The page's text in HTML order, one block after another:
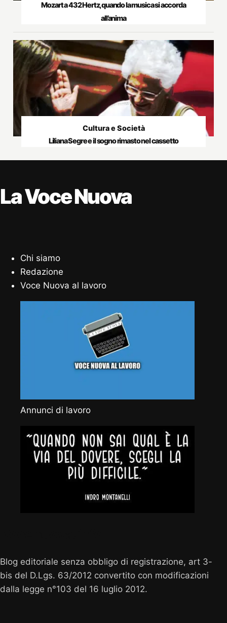
Mozart a 432 Hertz, quando la musica si accorda
all’anima
Cultura e Società
Liliana Segre e il sogno rimasto nel cassetto
La Voce Nuova
Chi siamo
Redazione
Voce Nuova al lavoro
Annunci di lavoro
Blog editoriale senza obbligo di registrazione, art 3-
bis del D.Lgs. 63/2012 convertito con modificazioni
dalla legge n°103 del 16 luglio 2012.